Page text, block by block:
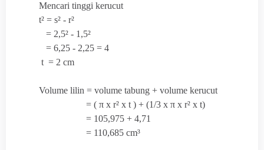
Mencari tinggi kerucut
t² = s² - r²
= 2,5² - 1,5²
= 6,25 - 2,25 = 4
t = 2 cm
Volume lilin = volume tabung + volume kerucut
= ( π x r² x t ) + (1/3 x π x r² x t)
= 105,975 + 4,71
= 110,685 cm³